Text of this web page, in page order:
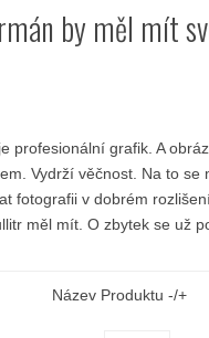
by měl mít
profesionální grafik. A
Vydrží věčnost. Na to se
fotografii v dobrém
měl mít. O zbytek se už
Název Produktu -/+